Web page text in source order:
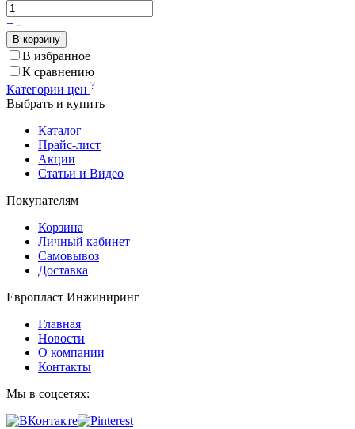
+ -
В корзину
В избранное
К сравнению
Категории цен ?
Выбрать и купить
Каталог
Прайс-лист
Акции
Статьи и Видео
Покупателям
Корзина
Личный кабинет
Самовывоз
Доставка
Европласт Инжиниринг
Главная
Новости
О компании
Контакты
Мы в соцсетях: